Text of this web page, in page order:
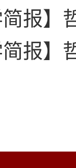
简报
报】